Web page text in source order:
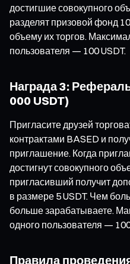
достигшие совокупного
разделят призовой фонд
объему их торгов.
пользователя — 100 USDT.
Награда 3:
000 USDT)
Пригласите друзей
контрактами BASED и
приглашение. Когда
достигнут совокупного
пригласивший получит
в размере 5 USDT. Чем
больше зарабатываете.
одного пользователя —
Правила